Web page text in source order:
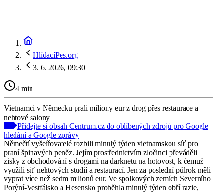
HlídacíPes.org
3. 6. 2026, 09:30
4 min
Vietnamci v Německu prali miliony eur z drog přes restaurace a
nehtové salony
Přidejte si obsah Centrum.cz do oblíbených zdrojů pro Google
hledání a Google zprávy
Němečtí vyšetřovatelé rozbili minulý týden vietnamskou síť pro
praní špinavých peněz. Jejím prostřednictvím zločinci převáděli
zisky z obchodování s drogami na darknetu na hotovost, k čemuž
využili síť nehtových studií a restaurací. Jen za poslední půlrok měli
vyprat více než sedm milionů eur. Ve spolkových zemích Severního
Porýní-Vestfálsko a Hesensko proběhla minulý týden obří razie,